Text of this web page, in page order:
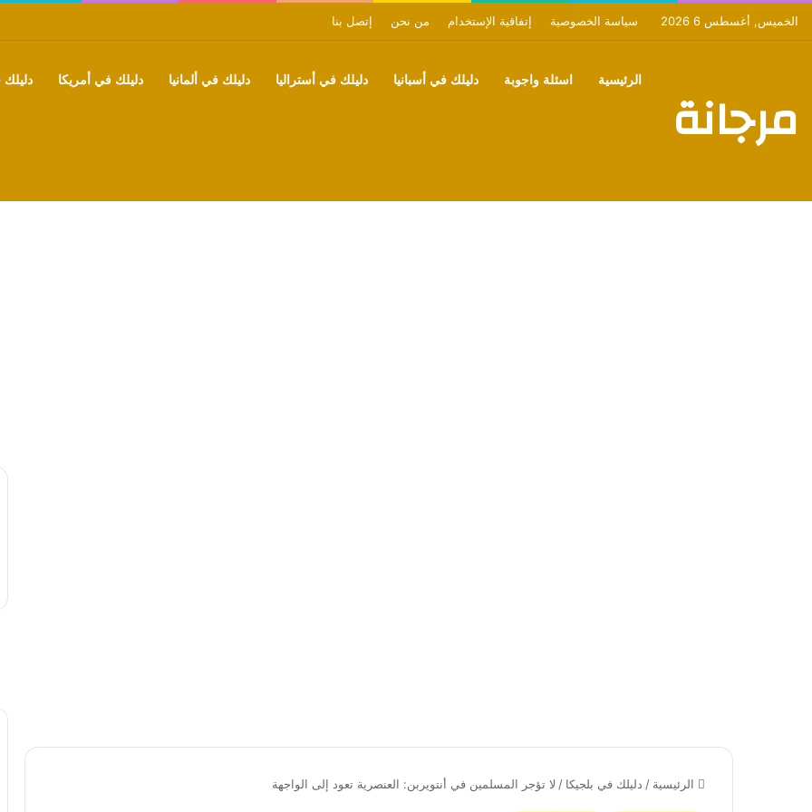
الخميس, أغسطس 6 2026 سياسة الخصوصية إتفاقية الإستخدام من نحن إتصل بنا
مرجانة الرئيسية اسئلة واجوبة دليلك في أسبانيا دليلك في أستراليا دليلك في ألمانيا دليلك في أمريكا دليلك
الرئيسية / دليلك في بلجيكا / لا تؤجر المسلمين في أنتويربن: العنصرية تعود إلى الواجهة